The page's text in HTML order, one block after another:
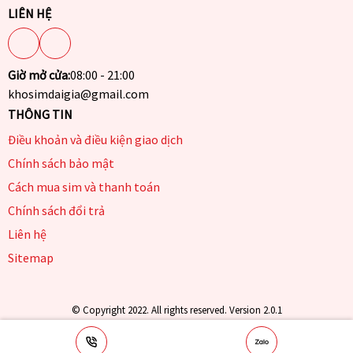
LIÊN HỆ
Giờ mở cửa:08:00 - 21:00
khosimdaigia@gmail.com
THÔNG TIN
Điều khoản và điều kiện giao dịch
Chính sách bảo mật
Cách mua sim và thanh toán
Chính sách đổi trả
Liên hệ
Sitemap
© Copyright 2022. All rights reserved. Version 2.0.1